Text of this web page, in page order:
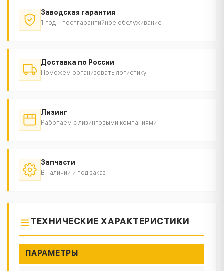
Заводская гарантия
1 год + постгарантийное обслуживание
Доставка по России
Поможем организовать логистику
Лизинг
Работаем с лизинговыми компаниями
Запчасти
В наличии и под заказ
ТЕХНИЧЕСКИЕ ХАРАКТЕРИСТИКИ
ПАРАМЕТРЫ